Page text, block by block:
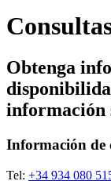
Obtenga
información
Información de
Tel: +34 934 080